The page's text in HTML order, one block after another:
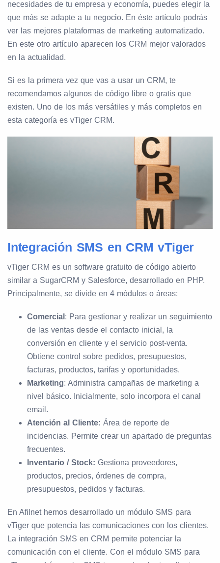
necesidades de tu empresa y economía, puedes elegir la
que más se adapte a tu negocio. En éste artículo podrás
ver las mejores plataformas de marketing automatizado.
En este otro artículo aparecen los CRM mejor valorados
en la actualidad.
Si es la primera vez que vas a usar un CRM, te
recomendamos algunos de código libre o gratis que
existen. Uno de los más versátiles y más completos en
esta categoría es vTiger CRM.
Integración SMS en CRM vTiger
vTiger CRM es un software gratuito de código abierto
similar a SugarCRM y Salesforce, desarrollado en PHP.
Principalmente, se divide en 4 módulos o áreas:
Comercial : Para gestionar y realizar un seguimiento
de las ventas desde el contacto inicial, la
conversión en cliente y el servicio post-venta.
Obtiene control sobre pedidos, presupuestos,
facturas, productos, tarifas y oportunidades.
Marketing: Administra campañas de marketing a
nivel básico. Inicialmente, solo incorpora el canal
email.
Atención al Cliente: Área de reporte de
incidencias. Permite crear un apartado de preguntas
frecuentes.
Inventario / Stock: Gestiona proveedores,
productos, precios, órdenes de compra,
presupuestos, pedidos y facturas.
En Afilnet hemos desarrollado un módulo SMS para
vTiger que potencia las comunicaciones con los clientes.
La integración SMS en CRM permite potenciar la
comunicación con el cliente. Con el módulo SMS para